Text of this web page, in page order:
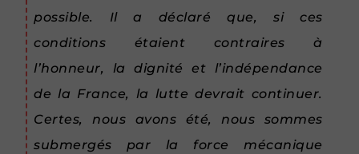
possible. Il a déclaré que, si ces
conditions étaient contraires à
l’honneur, la dignité et l’indépendance
de la France, la lutte devrait continuer.
Certes, nous avons été, nous sommes
submergés par la force mécanique